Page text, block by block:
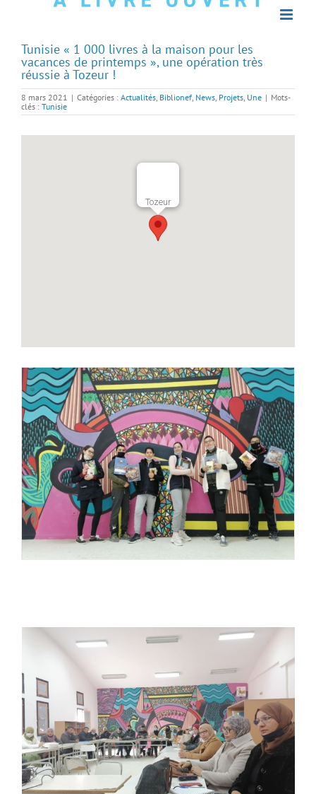
Tunisie « 1 000 livres à la maison pour les
vacances de printemps », une opération très
réussie à Tozeur !
8 mars 2021 | Catégories : Actualités Biblionef News Projets Une | Mots-
clés : Tunisie
Tozeur